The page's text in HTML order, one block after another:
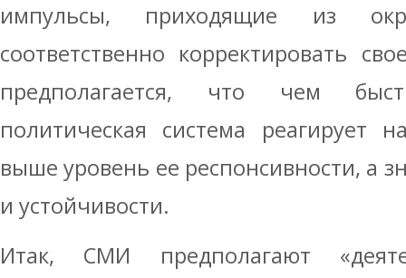
импульсы, приходящие из
соответственно корректировать
предполагается, что чем
политическая система
выше уровень ее респонсивности, а
и устойчивости.
Итак, СМИ предполагают